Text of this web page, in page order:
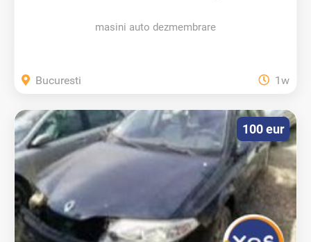
masini auto dezmembrare
Bucuresti 1w
100 eur